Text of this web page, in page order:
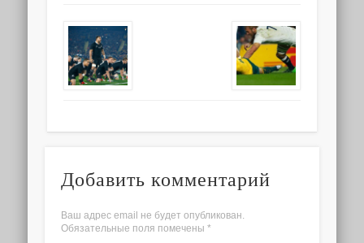
Добавить комментарий
Ваш адрес email не будет опубликован.
Обязательные поля помечены *